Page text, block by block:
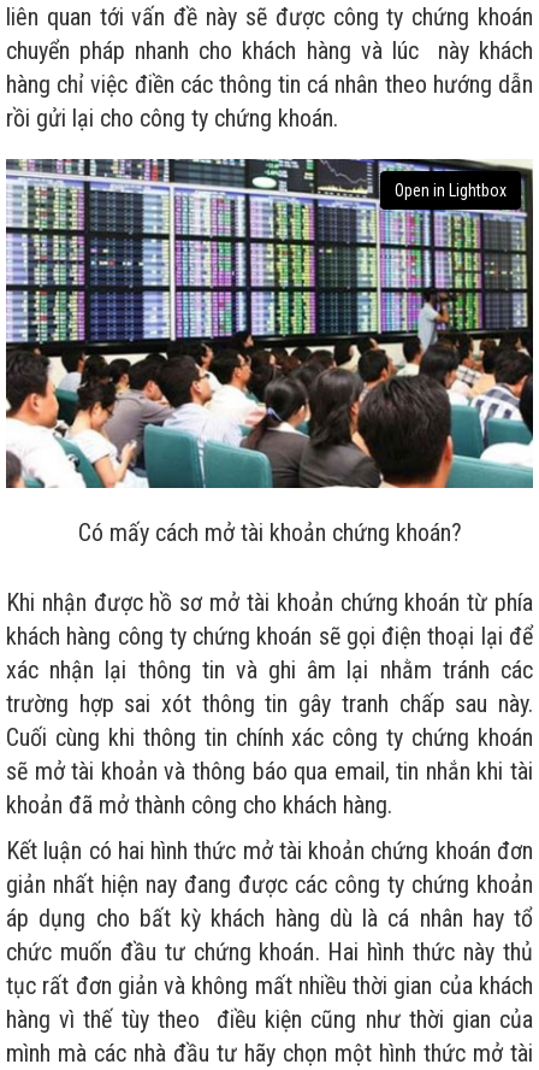
liên quan tới vấn đề này sẽ được công ty chứng khoán
chuyển pháp nhanh cho khách hàng và lúc này khách
hàng chỉ việc điền các thông tin cá nhân theo hướng dẫn
rồi gửi lại cho công ty chứng khoán.
Open in Lightbox
Có mấy cách mở tài khoản chứng khoán?
Khi nhận được hồ sơ mở tài khoản chứng khoán từ phía
khách hàng công ty chứng khoán sẽ gọi điện thoại lại để
xác nhận lại thông tin và ghi âm lại nhằm tránh các
trường hợp sai xót thông tin gây tranh chấp sau này.
Cuối cùng khi thông tin chính xác công ty chứng khoán
sẽ mở tài khoản và thông báo qua email, tin nhắn khi tài
khoản đã mở thành công cho khách hàng.
Kết luận có hai hình thức mở tài khoản chứng khoán đơn
giản nhất hiện nay đang được các công ty chứng khoản
áp dụng cho bất kỳ khách hàng dù là cá nhân hay tổ
chức muốn đầu tư chứng khoán. Hai hình thức này thủ
tục rất đơn giản và không mất nhiều thời gian của khách
hàng vì thế tùy theo điều kiện cũng như thời gian của
mình mà các nhà đầu tư hãy chọn một hình thức mở tài